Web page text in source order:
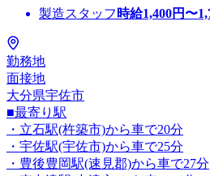
製造スタッフ 時給1,400円〜
勤務地
面接地
大分県宇佐市
■最寄り駅
・立石駅(杵築市)から車で20分
・宇佐駅(宇佐市)から車で25分
・豊後豊岡駅(速見郡)から車で27分